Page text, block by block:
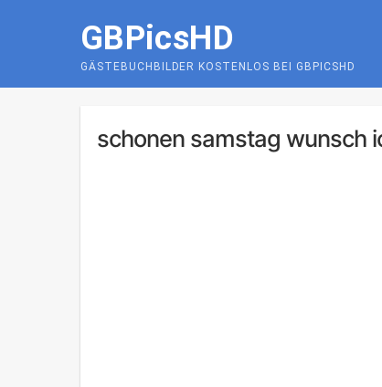
GBPicsHD
GÄSTEBUCHBILDER KOSTENLOS BEI GBPICSHD
schonen samstag wunsch